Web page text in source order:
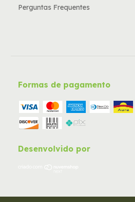
Perguntas Frequentes
Formas de pagamento
Desenvolvido por